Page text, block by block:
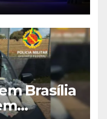
Brasília